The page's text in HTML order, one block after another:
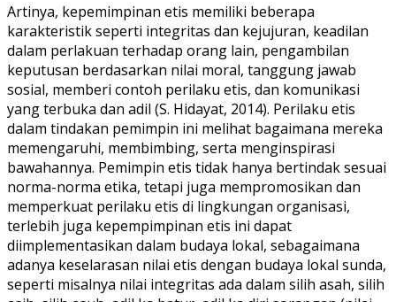
Artinya, kepemimpinan etis memiliki beberapa
karakteristik seperti integritas dan kejujuran, keadilan
dalam perlakuan terhadap orang lain, pengambilan
keputusan berdasarkan nilai moral, tanggung jawab
sosial, memberi contoh perilaku etis, dan komunikasi
yang terbuka dan adil (S. Hidayat, 2014). Perilaku etis
dalam tindakan pemimpin ini melihat bagaimana mereka
memengaruhi, membimbing, serta menginspirasi
bawahannya. Pemimpin etis tidak hanya bertindak sesuai
norma-norma etika, tetapi juga mempromosikan dan
memperkuat perilaku etis di lingkungan organisasi,
terlebih juga kepempimpinan etis ini dapat
diimplementasikan dalam budaya lokal, sebagaimana
adanya keselarasan nilai etis dengan budaya lokal sunda,
seperti misalnya nilai integritas ada dalam silih asah, silih